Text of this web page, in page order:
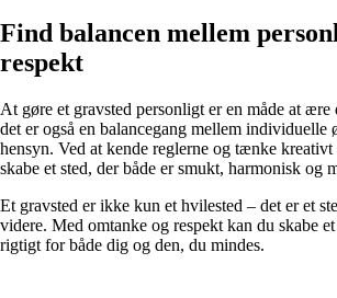
Find balancen mellem
respekt
At gøre et gravsted personligt er en måde at ære
det er også en balancegang mellem individuelle
hensyn. Ved at kende reglerne og tænke
skabe et sted, der både er smukt, harmonisk og
Et gravsted er ikke kun et hvilested – det er et
videre. Med omtanke og respekt kan du skabe
rigtigt for både dig og den, du mindes.